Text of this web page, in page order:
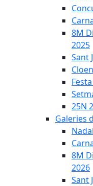
8M
2025
Sant
25N
Galeries
8M
2026
Sant